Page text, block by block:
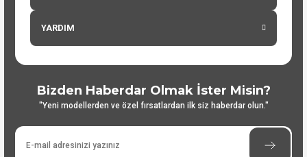
YARDIM
Bizden Haberdar Olmak İster Misin?
"Yeni modellerden ve özel fırsatlardan ilk siz haberdar olun."